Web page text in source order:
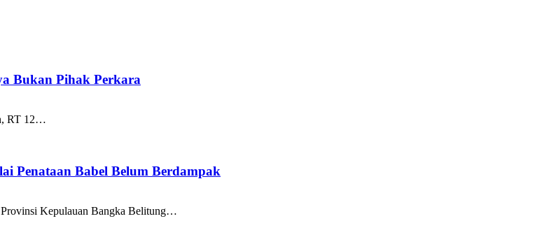
Bukan Pihak Perkara
RT 12…
Penataan Babel Belum Berdampak
Provinsi Kepulauan Bangka Belitung…